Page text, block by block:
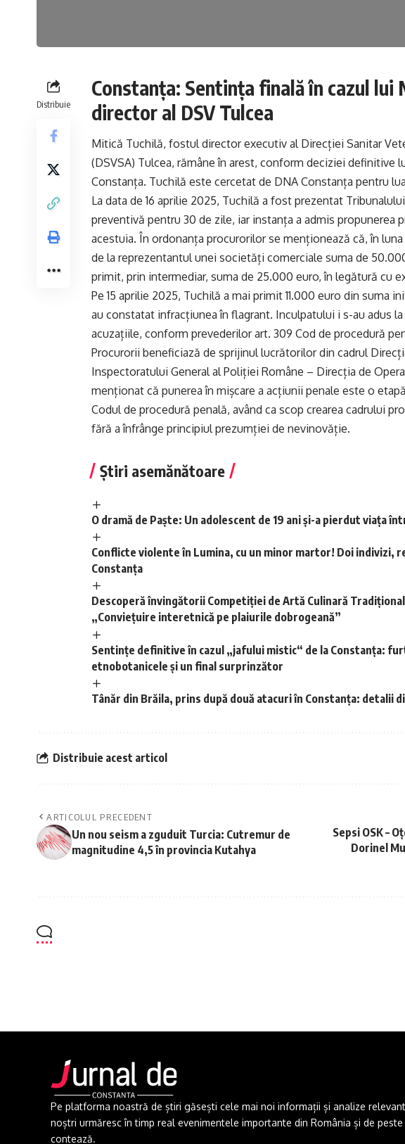
Distribuie
Constanța: Sentința finală în cazul
director al DSV Tulcea
Mitică Tuchilă, fostul director executiv al Direcției Sanitar
(DSVSA) Tulcea, rămâne în arest, conform deciziei definitive
Constanța. Tuchilă este cercetat de DNA Constanța pentru
La data de 16 aprilie 2025, Tuchilă a fost prezentat
preventivă pentru 30 de zile, iar instanța a admis propunerea
acestuia. În ordonanța procurorilor se menționează că, în
de la reprezentantul unei societăți comerciale suma de
primit, prin intermediar, suma de 25.000 euro, în legătură cu
Pe 15 aprilie 2025, Tuchilă a mai primit 11.000 euro din suma
au constatat infracțiunea în flagrant. Inculpatului i s-au adus
acuzațiile, conform prevederilor art. 309 Cod de procedură
Procurorii beneficiază de sprijinul lucrătorilor din cadrul
Inspectoratului General al Poliției Române – Direcția de
menționat că punerea în mișcare a acțiunii penale este o
Codul de procedură penală, având ca scop crearea cadrului
fără a înfrânge principiul prezumției de nevinovăție.
Știri asemănătoare
O dramă de Paște: Un adolescent de 19 ani și-a pierdut viața
Conflicte violente în Lumina, cu un minor martor! Doi indivizi,
Constanța
Descoperă învingătorii Competiției de Artă Culinară
„Conviețuire interetnică pe plaiurile dobrogeană”
Sentințe definitive în cazul „jafului mistic“ de la Constanța:
etnobotanicele și un final surprinzător
Tânăr din Brăila, prins după două atacuri în Constanța: detalii
Distribuie acest articol
ARTICOLUL PRECEDENT
Un nou seism a zguduit Turcia: Cutremur de
magnitudine 4,5 în provincia Kutahya
Sepsi OSK –
Dorinel
Pe platforma noastră de știri găsești cele mai noi informații și analize
noștri urmăresc în timp real evenimentele importante din România și de
contează.